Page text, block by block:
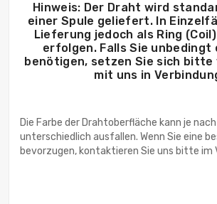
Hinweis: Der Draht wird
einer Spule geliefert. In
Lieferung jedoch als Ring
erfolgen. Falls Sie unbedingt
benötigen, setzen Sie sich bitte
mit uns in
Die Farbe der Drahtoberfläche kann je
unterschiedlich ausfallen. Wenn Sie eine
bevorzugen, kontaktieren Sie uns bitte im